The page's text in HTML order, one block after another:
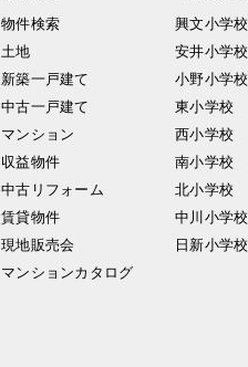
物件検索
土地
新築一戸建て
中古一戸建て
マンション
収益物件
中古リフォーム
賃貸物件
現地販売会
マンションカタログ
興文小学校
安井小学校
小野小学校
東小学校
西小学校
南小学校
北小学校
中川小学校
日新小学校